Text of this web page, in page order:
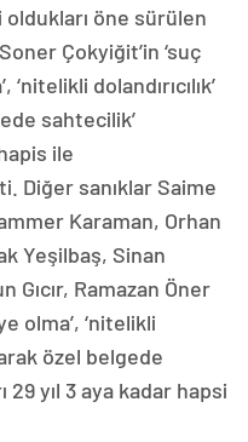
öne sürülen
Çokyiğit’in ‘suç
dolandırıcılık’
sahtecilik’
ile
Diğer sanıklar Saime
Karaman, Orhan
Yeşilbaş, Sinan
Ramazan Öner
olma’, ‘nitelikli
özel belgede
29 yıl 3 aya kadar hapsi